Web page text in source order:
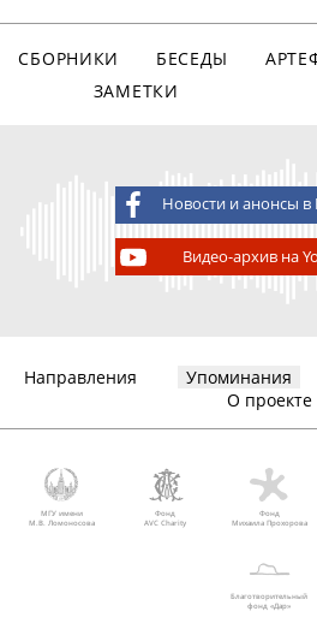
СБОРНИКИ БЕСЕДЫ
ЗАМЕТКИ
Новости и анонсы в
Видео-архив на
Направления Упоминания
О проекте
МГУ имени
М.В. Ломоносова
Фонд
AVC Charity
Фонд
Михаила Прохорова
Благотворительный
фонд «Дар»